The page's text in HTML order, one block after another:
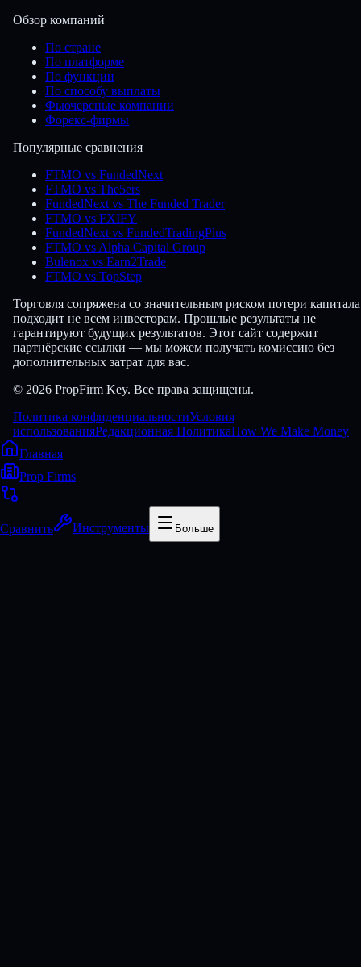
Обзор компаний
По стране
По платформе
По функции
По способу выплаты
Фьючерсные компании
Форекс-фирмы
Популярные сравнения
FTMO vs FundedNext
FTMO vs The5ers
FundedNext vs The Funded Trader
FTMO vs FXIFY
FundedNext vs FundedTradingPlus
FTMO vs Alpha Capital Group
Bulenox vs Earn2Trade
FTMO vs TopStep
Торговля сопряжена со значительным риском потери
подходит не всем инвесторам. Прошлые результаты не
гарантируют будущих результатов. Этот сайт содержит
партнёрские ссылки — мы можем получать комиссию без
дополнительных затрат для вас.
© 2026 PropFirm Key. Все права защищены.
Политика конфиденциальностиУсловия
использованияРедакционная ПолитикаHow We Make Money
Главная
Prop Firms
Сравнить Инструменты Больше